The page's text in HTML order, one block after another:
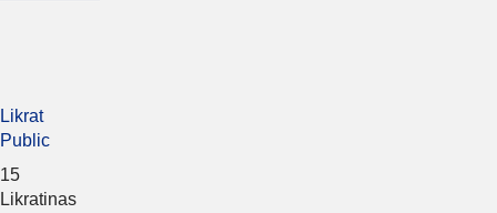
Likrat
Public
15
Likratinas